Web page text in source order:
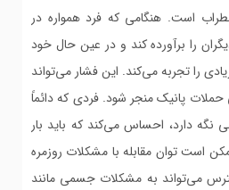
است. هنگامی که فرد همواره در
را برآورده کند و در عین حال خود
را تجربه می‌کند. این فشار می‌تواند
پانیک منجر شود. فردی که دائماً
نگه دارد، احساس می‌کند که باید بار
است توان مقابله با مشکلات روزمره
می‌تواند به مشکلات جسمی مانند